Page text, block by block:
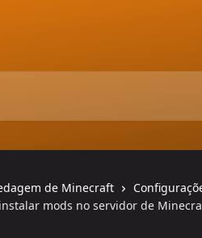
de Minecraft
mods no servidor de